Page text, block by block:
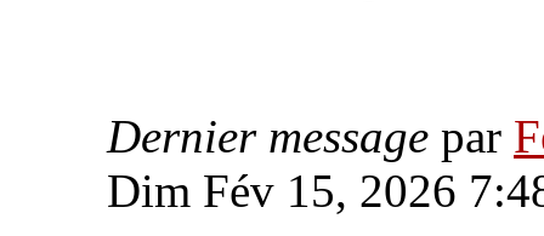
Dernier message par
Dim Fév 15, 2026